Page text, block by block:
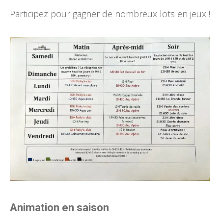
Participez pour gagner de nombreux lots en jeux !
Animation en saison